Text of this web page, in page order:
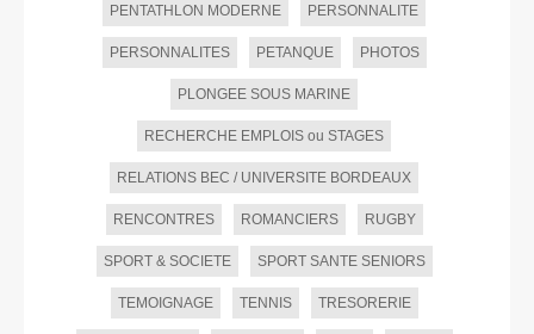
PENTATHLON MODERNE PERSONNALITE
PERSONNALITES PETANQUE PHOTOS
PLONGEE SOUS MARINE
RECHERCHE EMPLOIS ou STAGES
RELATIONS BEC / UNIVERSITE BORDEAUX
RENCONTRES ROMANCIERS RUGBY
SPORT & SOCIETE SPORT SANTE SENIORS
TEMOIGNAGE TENNIS TRESORERIE